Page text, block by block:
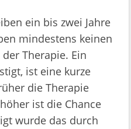
ein bis zwei Jahre
mindestens keinen
Therapie. Ein
ist eine kurze
die Therapie
ist die Chance
wurde das durch